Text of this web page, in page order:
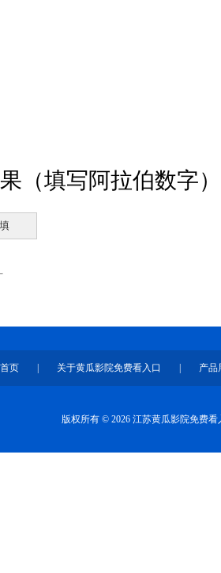
（填写阿拉伯数字
首页 关于黄瓜影院免费看入口 产品
版权所有 © 2026 江苏黄瓜影院免费